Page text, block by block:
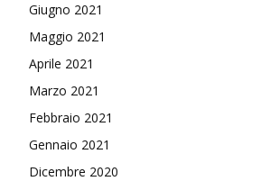
Giugno 2021
Maggio 2021
Aprile 2021
Marzo 2021
Febbraio 2021
Gennaio 2021
Dicembre 2020